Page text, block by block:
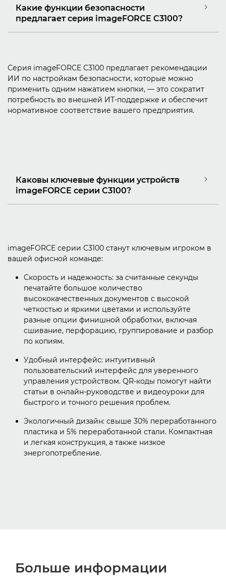
Какие функции безопасности
предлагает серия imageFORCE C3100?
Серия imageFORCE C3100 предлагает рекомендации
ИИ по настройкам безопасности, которые можно
применить одним нажатием кнопки, — это сократит
потребность во внешней ИТ-поддержке и обеспечит
нормативное соответствие вашего предприятия.
Каковы ключевые функции устройств
imageFORCE серии C3100?
imageFORCE серии C3100 станут ключевым игроком в
вашей офисной команде:
Скорость и надежность: за считанные секунды
печатайте большое количество
высококачественных документов с высокой
четкостью и яркими цветами и используйте
разные опции финишной обработки, включая
сшивание, перфорацию, группирование и разбор
по копиям.
Удобный интерфейс: интуитивный
пользовательский интерфейс для уверенного
управления устройством. QR-коды помогут найти
статьи в онлайн-руководстве и видеоуроки для
быстрого и точного решения проблем.
Экологичный дизайн: свыше 30% переработанного
пластика и 5% переработанной стали. Компактная
и легкая конструкция, а также низкое
энергопотребление.
Больше информации